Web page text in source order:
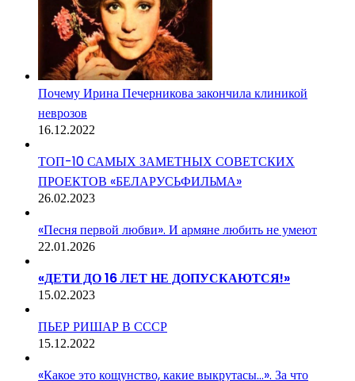
Почему Ирина Печерникова закончила клиникой
неврозов
16.12.2022
ТОП-10 САМЫХ ЗАМЕТНЫХ СОВЕТСКИХ
ПРОЕКТОВ «БЕЛАРУСЬФИЛЬМА»
26.02.2023
«Песня первой любви». И армяне любить не умеют
22.01.2026
«ДЕТИ ДО 16 ЛЕТ НЕ ДОПУСКАЮТСЯ!»
15.02.2023
ПЬЕР РИШАР В СССР
15.12.2022
«Какое это кощунство, какие выкрутасы…». За что